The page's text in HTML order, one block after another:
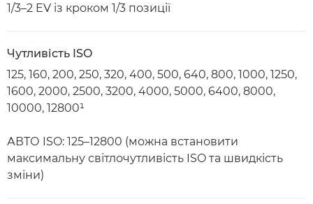
1/3–2 EV із кроком 1/3 позиції
Чутливість ISO
125, 160, 200, 250, 320, 400, 500, 640, 800, 1000, 1250,
1600, 2000, 2500, 3200, 4000, 5000, 6400, 8000,
10000, 12800¹
АВТО ISO: 125–12800 (можна встановити
максимальну світлочутливість ISO та швидкість
зміни)